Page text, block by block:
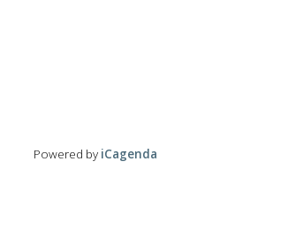
Powered by iCagenda